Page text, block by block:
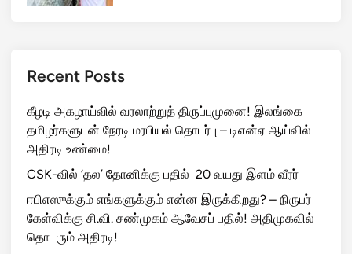
Recent Posts
கீழடி அகழாய்வில் வரலாற்றுத் திருப்புமுனை! இலங்கை
தமிழர்களுடன் நேரடி மரபியல் தொடர்பு – டிஎன்ஏ ஆய்வில்
அதிரடி உண்மை!
CSK-வில் ‘தல’ தோனிக்கு பதில் 20 வயது இளம் வீரர்
ஈபிஎஸுக்கும் எங்களுக்கும் என்ன இருக்கிறது? – நிருபர்
கேள்விக்கு சி.வி. சண்முகம் ஆவேசப் பதில்! அதிமுகவில்
தொடரும் அதிரடி!